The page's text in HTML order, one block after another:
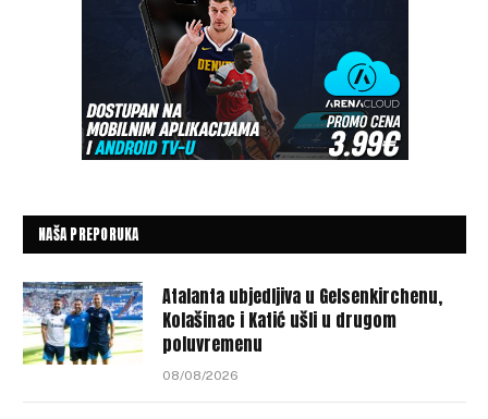
NAŠA PREPORUKA
Atalanta ubjedljiva u Gelsenkirchenu,
Kolašinac i Katić ušli u drugom
poluvremenu
08/08/2026